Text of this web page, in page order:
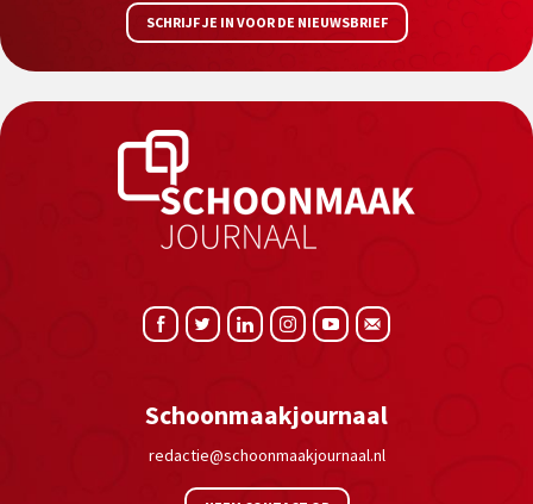
SCHRIJF JE IN VOOR DE NIEUWSBRIEF
Schoonmaakjournaal
redactie@schoonmaakjournaal.nl